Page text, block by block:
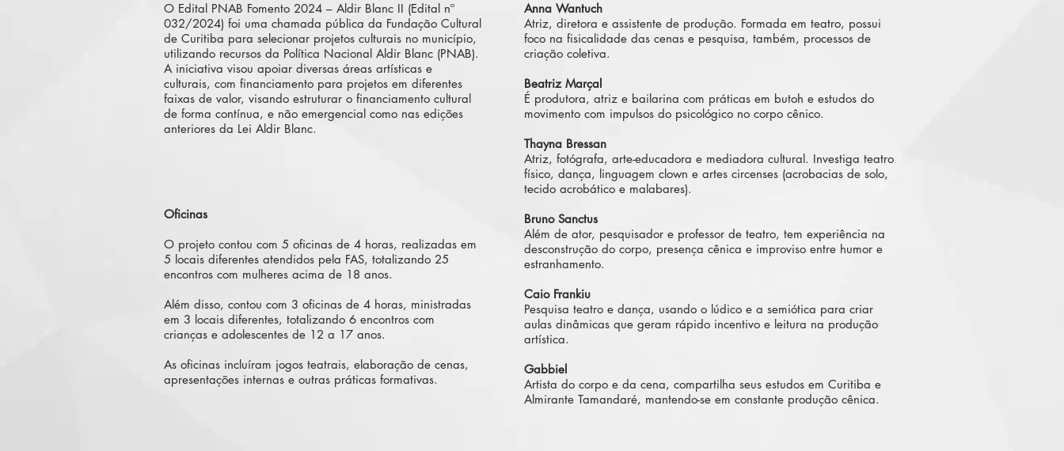
O Edital PNAB Fomento 2024 – Aldir Blanc II (Edital nº
032/2024) foi uma chamada pública da Fundação Cultural
de Curitiba para selecionar projetos culturais no município,
utilizando recursos da Política Nacional Aldir Blanc (PNAB).
A iniciativa visou apoiar diversas áreas artísticas e
culturais, com financiamento para projetos em diferentes
faixas de valor, visando estruturar o financiamento cultural
de forma contínua, e não emergencial como nas edições
anteriores da Lei Aldir Blanc.
Oficinas
O projeto contou com 5 oficinas de 4 horas, realizadas em
5 locais diferentes atendidos pela FAS, totalizando 25
encontros com mulheres acima de 18 anos.
Além disso, contou com 3 oficinas de 4 horas, ministradas
em 3 locais diferentes, totalizando 6 encontros com
crianças e adolescentes de 12 a 17 anos.
As oficinas incluíram jogos teatrais, elaboração de cenas,
apresentações internas e outras práticas formativas.
Anna Wantuch
Atriz, diretora e assistente de produção. Formada em teatro, possui
foco na fisicalidade das cenas e pesquisa, também, processos de
criação coletiva.
Beatriz Marçal
É produtora, atriz e bailarina com práticas em butoh e estudos do
movimento com impulsos do psicológico no corpo cênico.
Thayna Bressan
Atriz, fotógrafa, arte-educadora e mediadora cultural. Investiga teatro
físico, dança, linguagem clown e artes circenses (acrobacias de solo,
tecido acrobático e malabares).
Bruno Sanctus
Além de ator, pesquisador e professor de teatro, tem experiência na
desconstrução do corpo, presença cênica e improviso entre humor e
estranhamento.
Caio Frankiu
Pesquisa teatro e dança, usando o lúdico e a semiótica para criar
aulas dinâmicas que geram rápido incentivo e leitura na produção
artística.
Gabbiel
Artista do corpo e da cena, compartilha seus estudos em Curitiba e
Almirante Tamandaré, mantendo-se em constante produção cênica.